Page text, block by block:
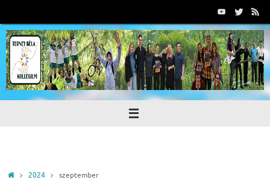
tartalomra
Home2024 szeptember